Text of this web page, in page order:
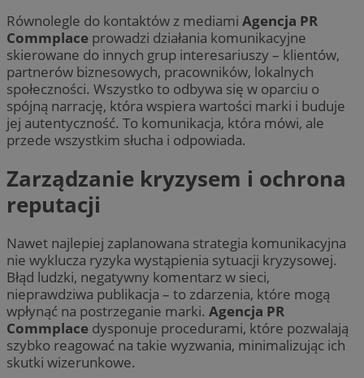
Równolegle do kontaktów z mediami Agencja PR
Commplace prowadzi działania komunikacyjne
skierowane do innych grup interesariuszy – klientów,
partnerów biznesowych, pracowników, lokalnych
społeczności. Wszystko to odbywa się w oparciu o
spójną narrację, która wspiera wartości marki i buduje
jej autentyczność. To komunikacja, która mówi, ale
przede wszystkim słucha i odpowiada.
Zarządzanie kryzysem i ochrona
reputacji
Nawet najlepiej zaplanowana strategia komunikacyjna
nie wyklucza ryzyka wystąpienia sytuacji kryzysowej.
Błąd ludzki, negatywny komentarz w sieci,
nieprawdziwa publikacja – to zdarzenia, które mogą
wpłynąć na postrzeganie marki. Agencja PR
Commplace dysponuje procedurami, które pozwalają
szybko reagować na takie wyzwania, minimalizując ich
skutki wizerunkowe.